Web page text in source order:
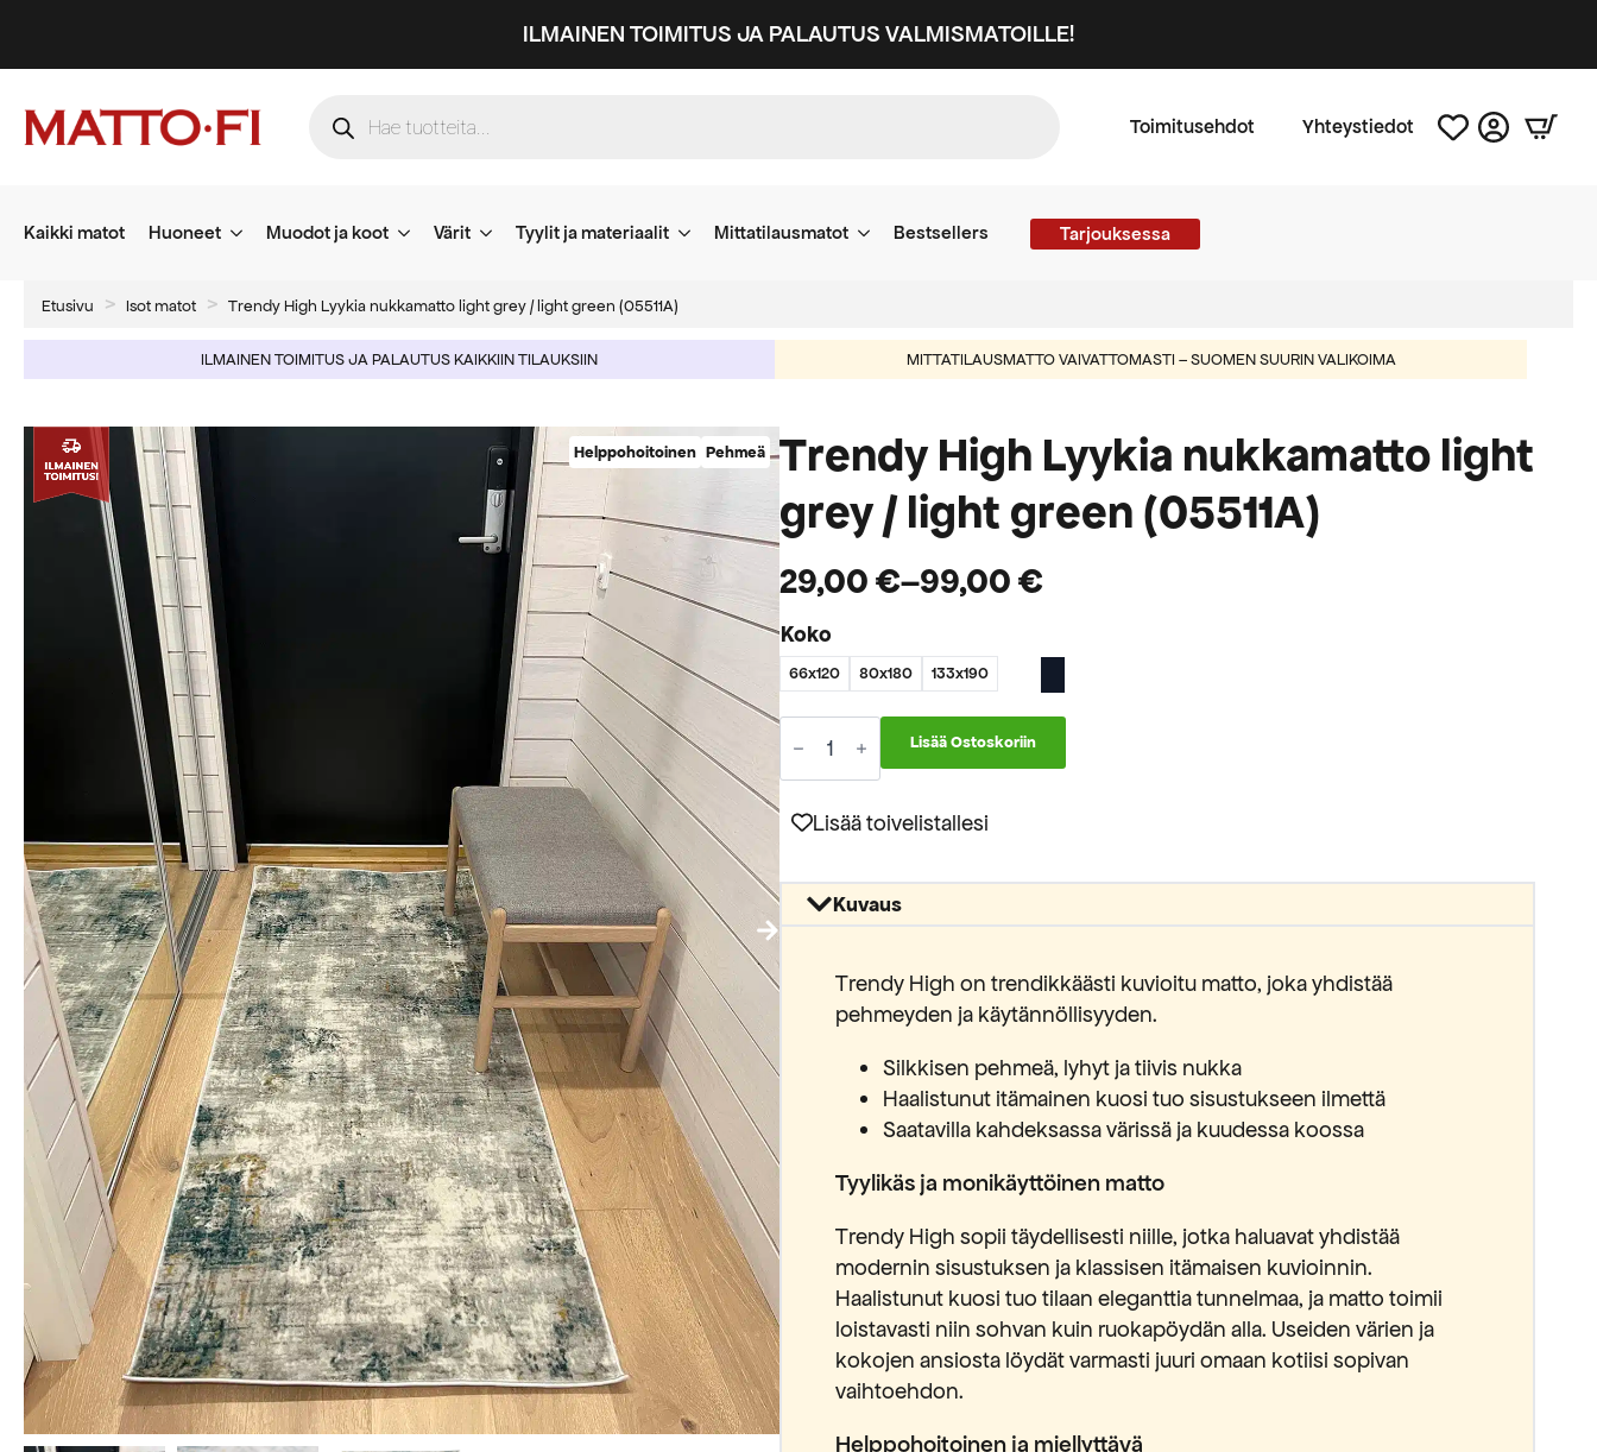
ILMAINEN TOIMITUS JA PALAUTUS VALMISMATOILLE!
search
Toimitusehdot Yhteystiedot
Kaikki matot Huoneet Muodot ja koot Värit Tyylit ja materiaalit Mittatilausmatot Bestsellers Tarjouksessa
Etusivu Isot matot Trendy High Lyykia nukkamatto light grey / light green (05511A)
ILMAINEN TOIMITUS JA PALAUTUS KAIKKIIN TILAUKSIIN MITTATILAUSMATTO VAIVATTOMASTI – SUOMEN SUURIN VALIKOIMA
Helppohoitoinen Pehmeä
Trendy High Lyykia nukkamatto light
grey / light green (05511A)
29,00€–99,00€
Hintaluokka:
29,00 €
-
99,00 €
Koko
66x120 80x180 133x190
Trendy
High
Lyykia
light
grey
light
green
(05511A)
Lisää Ostoskoriin
Lisää toivelistallesi
Kuvaus
Trendy High on trendikkäästi kuvioitu matto, joka yhdistää
pehmeyden ja käytännöllisyyden.
Silkkisen pehmeä, lyhyt ja tiivis nukka
Haalistunut itämainen kuosi tuo sisustukseen ilmettä
Saatavilla kahdeksassa värissä ja kuudessa koossa
Tyylikäs ja monikäyttöinen matto
Trendy High sopii täydellisesti niille, jotka haluavat yhdistää
modernin sisustuksen ja klassisen itämaisen kuvioinnin.
Haalistunut kuosi tuo tilaan eleganttia tunnelmaa, ja matto toimii
loistavasti niin sohvan kuin ruokapöydän alla. Useiden värien ja
kokojen ansiosta löydät varmasti juuri omaan kotiisi sopivan
vaihtoehdon.
Helppohoitoinen ja miellyttävä